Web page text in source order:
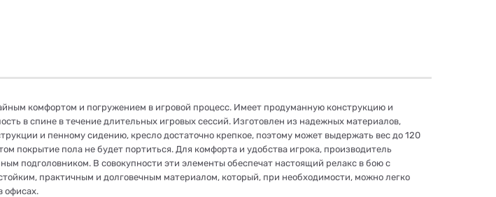
комфортом и погружением в игровой процесс. Имеет продуманную конструкцию и
в спине в течение длительных игровых сессий. Изготовлен из надежных материалов,
и пенному сидению, кресло достаточно крепкое, поэтому может выдержать вес до 120
покрытие пола не будет портиться. Для комфорта и удобства игрока, производитель
подголовником. В совокупности эти элементы обеспечат настоящий релакс в бою с
практичным и долговечным материалом, который, при необходимости, можно легко
офисах.